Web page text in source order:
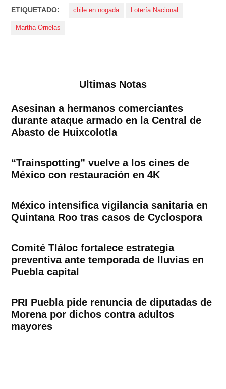
ETIQUETADO: chile en nogada Lotería Nacional
Martha Ornelas
Ultimas Notas
Asesinan a hermanos comerciantes
durante ataque armado en la Central de
Abasto de Huixcolotla
“Trainspotting” vuelve a los cines de
México con restauración en 4K
México intensifica vigilancia sanitaria en
Quintana Roo tras casos de Cyclospora
Comité Tláloc fortalece estrategia
preventiva ante temporada de lluvias en
Puebla capital
PRI Puebla pide renuncia de diputadas de
Morena por dichos contra adultos
mayores